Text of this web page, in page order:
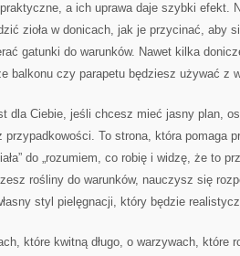
praktyczne, a ich uprawa daje szybki efekt.
zioła w donicach, jak je przycinać, aby
gatunki do warunków. Nawet kilka
balkonu czy parapetu będziesz używać z
dla Ciebie, jeśli chcesz mieć jasny plan,
To strona, która pomaga
do „rozumiem, co robię i widzę, że to
rośliny do warunków, nauczysz się
styl pielęgnacji, który będzie
które kwitną długo, o warzywach, które